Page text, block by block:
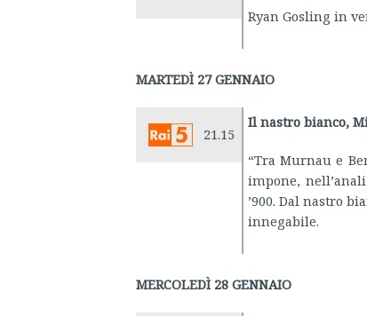
Ryan Gosling in
MARTEDÌ 27 GENNAIO
21.15
Il nastro bianco,
“Tra Murnau e
impone,
’900. Dal nastro
innegabile.
MERCOLEDÌ 28 GENNAIO